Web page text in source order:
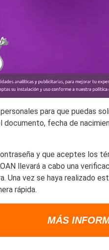
para que puedas
documento, fecha de
y que aceptes los
llevará a cabo una
Una vez se haya realizado
rápida.
MÁS